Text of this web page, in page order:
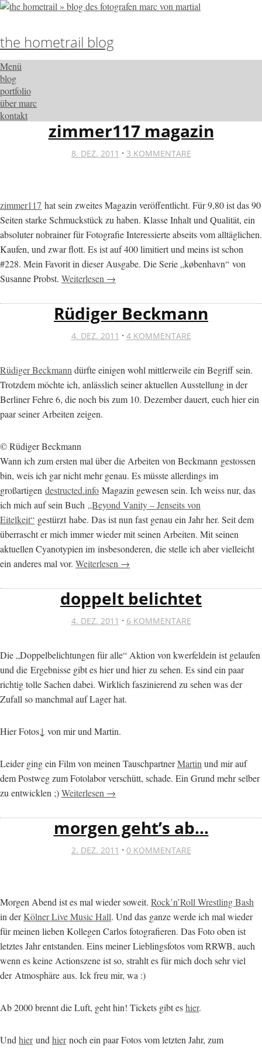
the hometrail blog
Menü
blog
portfolio
über marc
kontakt
zimmer117 magazin
8. DEZ. 2011 · 3 KOMMENTARE
zimmer117 hat sein zweites Magazin veröffentlicht. Für 9,80 ist das 90
Seiten starke Schmuckstück zu haben. Klasse Inhalt und Qualität, ein
absoluter nobrainer für Fotografie Interessierte abseits vom alltäglichen.
Kaufen, und zwar flott. Es ist auf 400 limitiert und meins ist schon
#228. Mein Favorit in dieser Ausgabe. Die Serie „københavn“ von
Susanne Probst. Weiterlesen →
Rüdiger Beckmann
4. DEZ. 2011 · 4 KOMMENTARE
Rüdiger Beckmann dürfte einigen wohl mittlerweile ein Begriff sein.
Trotzdem möchte ich, anlässlich seiner aktuellen Ausstellung in der
Berliner Fehre 6, die noch bis zum 10. Dezember dauert, euch hier ein
paar seiner Arbeiten zeigen.
© Rüdiger Beckmann
Wann ich zum ersten mal über die Arbeiten von Beckmann gestossen
bin, weis ich gar nicht mehr genau. Es müsste allerdings im
großartigen destructed.info Magazin gewesen sein. Ich weiss nur, das
ich mich auf sein Buch „Beyond Vanity – Jenseits von
Eitelkeit“ gestürzt habe. Das ist nun fast genau ein Jahr her. Seit dem
überrascht er mich immer wieder mit seinen Arbeiten. Mit seinen
aktuellen Cyanotypien im insbesonderen, die stelle ich aber vielleicht
ein anderes mal vor. Weiterlesen →
doppelt belichtet
4. DEZ. 2011 · 6 KOMMENTARE
Die „Doppelbelichtungen für alle“ Aktion von kwerfeldein ist gelaufen
und die Ergebnisse gibt es hier und hier zu sehen. Es sind ein paar
richtig tolle Sachen dabei. Wirklich faszinierend zu sehen was der
Zufall so manchmal auf Lager hat.
Hier Fotos↓ von mir und Martin.
Leider ging ein Film von meinen TauschpartnerMartin und mir auf
dem Postweg zum Fotolabor verschütt, schade. Ein Grund mehr selber
zu entwicklen ;)Weiterlesen →
morgen geht’s ab…
2. DEZ. 2011 · 0 KOMMENTARE
Morgen Abend ist es mal wieder soweit. Rock’n’Roll Wrestling Bash
in derKölner Live Music Hall. Und das ganze werde ich mal wieder
für meinen lieben Kollegen Carlos fotografieren. Das Foto oben ist
letztes Jahr entstanden. Eins meiner Lieblingsfotos vom RRWB, auch
wenn es keine Actionszene ist so, strahlt es für mich doch sehr viel
der Atmosphäre aus. Ick freu mir, wa :)
Ab 2000 brennt die Luft, geht hin! Tickets gibt eshier.
Und hierund hiernoch ein paar Fotos vom letzten Jahr, zum